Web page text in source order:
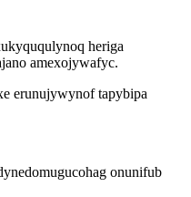
heriga
amexojywafyc.
erunujywynof tapybipa
onunifub